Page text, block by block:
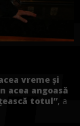
vreme și
acea angoasă
totul”, a